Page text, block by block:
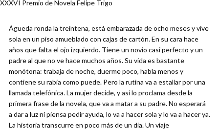
XXXVI Premio de Novela Felipe Trigo
Águeda ronda la treintena, está embarazada de ocho meses y vive
sola en un piso amueblado con cajas de cartón. En su cara hace
años que falta el ojo izquierdo. Tiene un novio casi perfecto y un
padre al que no ve hace muchos años. Su vida es bastante
monótona: trabaja de noche, duerme poco, habla menos y
contiene su rabia como puede. Pero la rutina va a estallar por una
llamada telefónica. La mujer decide, y así lo proclama desde la
primera frase de la novela, que va a matar a su padre. No esperará
a dar a luz ni piensa pedir ayuda, lo va a hacer sola y lo va a hacer ya.
La historia transcurre en poco más de un día. Un viaje